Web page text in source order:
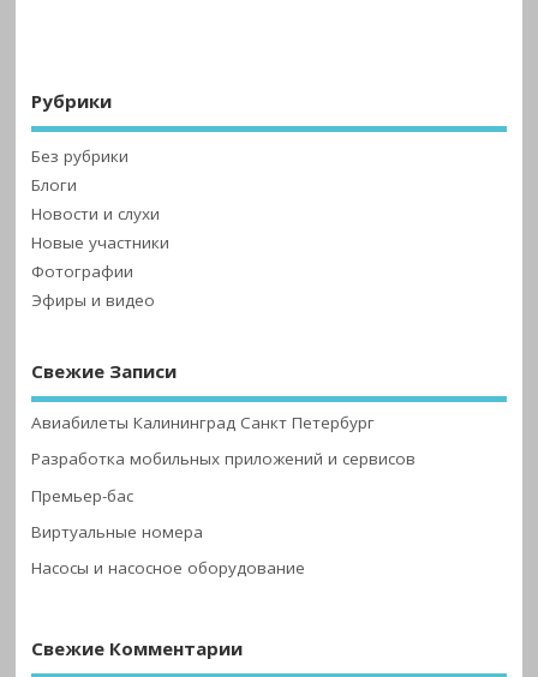
Рубрики
Без рубрики
Блоги
Новости и слухи
Новые участники
Фотографии
Эфиры и видео
Свежие Записи
Авиабилеты Калининград Санкт Петербург
Разработка мобильных приложений и сервисов
Премьер-бас
Виртуальные номера
Насосы и насосное оборудование
Свежие Комментарии